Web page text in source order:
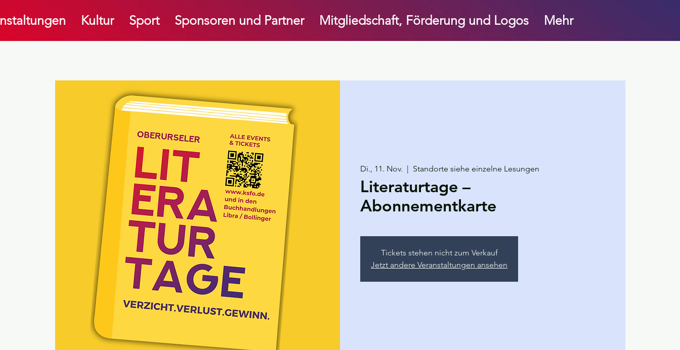
Kultur Sport Sponsoren und Partner Mitgliedschaft, Förderung und Logos Mehr
Di., 11. Nov. Standorte siehe einzelne Lesungen
Literaturtage –
Abonnementkarte
Tickets stehen nicht zum Verkauf
Jetzt andere Veranstaltungen ansehen